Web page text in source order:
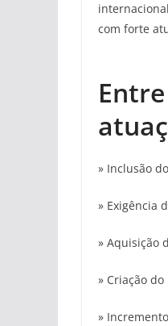
com forte
» Inclusão
» Exigência
» Aquisição
» Criação
»